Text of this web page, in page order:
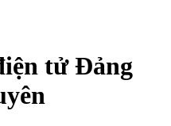
tử Đảng